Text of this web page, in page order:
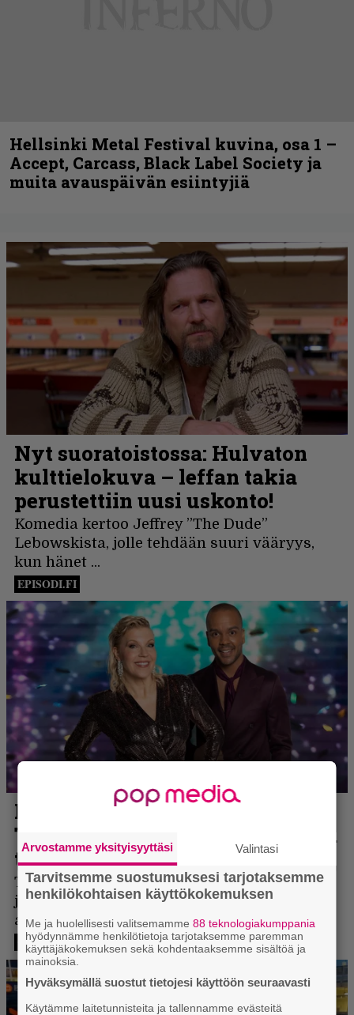
Hellsinki Metal Festival kuvina, osa 1 –
Accept, Carcass, Black Label Society ja
muita avauspäivän esiintyjiä
Arvostamme yksityisyyttäsi Valintasi
Tarvitsemme suostumuksesi tarjotaksemme
henkilökohtaisen käyttökokemuksen
Me ja huolellisesti valitsemamme88 teknologiakumppania
hyödynnämme henkilötietoja tarjotaksemme paremman
käyttäjäkokemuksen sekä kohdentaaksemme sisältöä ja
mainoksia.
Hyväksymällä suostut tietojesi käyttöön seuraavasti
Käytämme laitetunnisteita ja tallennamme evästeitä